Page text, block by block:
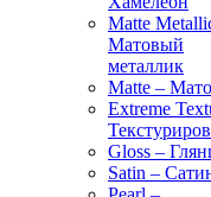
Matte
Матовый
металлик
Matte –
Extreme
Gloss –
Satin –